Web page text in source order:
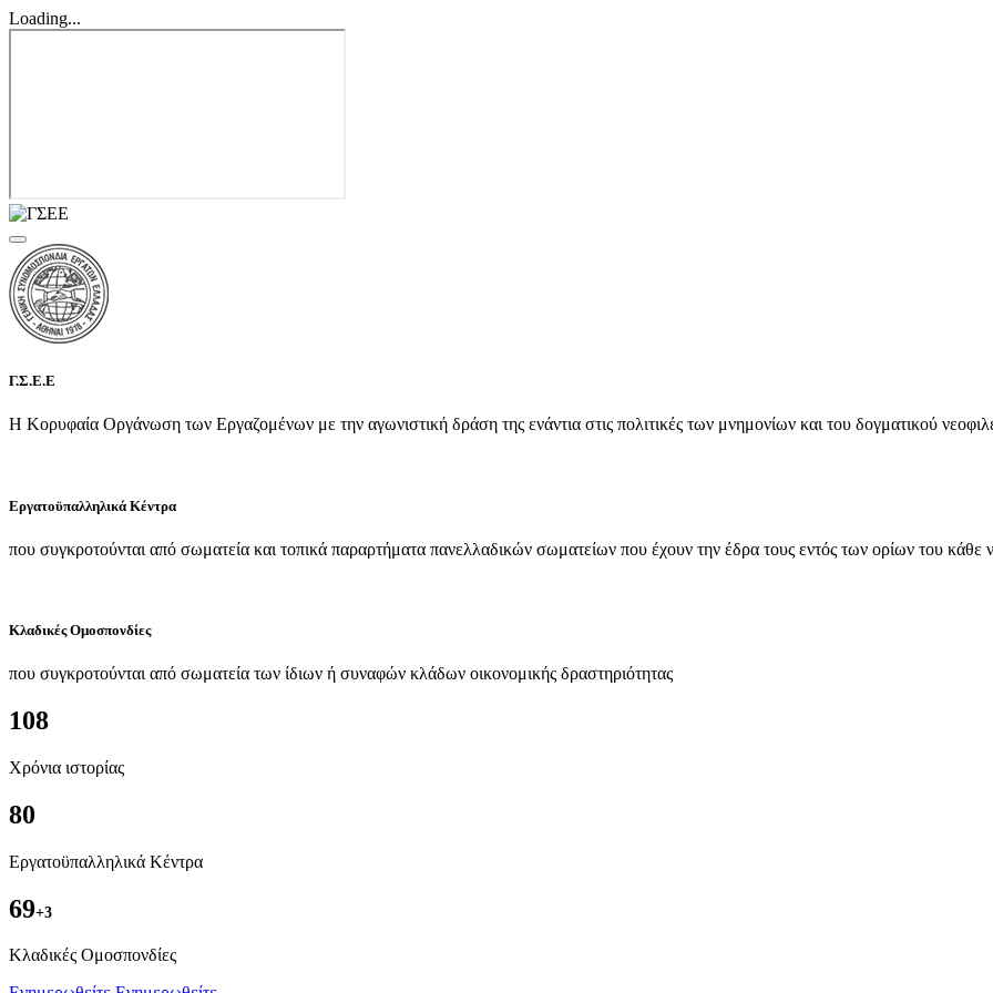
Loading...
Γ.Σ.Ε.Ε
Η Κορυφαία Οργάνωση των Εργαζομένων με την αγωνιστική δράση της ενάντια στις πολιτικές των μνημονίων και του δογματικού
Εργατοϋπαλληλικά Κέντρα
που συγκροτούνται από σωματεία και τοπικά παραρτήματα πανελλαδικών σωματείων που έχουν την έδρα τους εντός των ορίων του κάθε
Κλαδικές Ομοσπονδίες
που συγκροτούνται από σωματεία των ίδιων ή συναφών κλάδων οικονομικής δραστηριότητας
108
Χρόνια ιστορίας
80
Εργατοϋπαλληλικά Κέντρα
69+3
Kλαδικές Ομοσπονδίες